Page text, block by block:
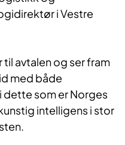
i Vestre
avtalen og ser fram
med både
dette som er Norges
intelligens i stor